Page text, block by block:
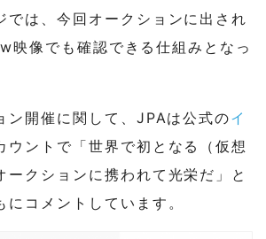
では、今回オークションに出され
映像でも確認できる仕組みとなっ
ン開催に関して、JPAは公式のイ
ウントで「世界で初となる（仮想
ークションに携われて光栄だ」と
コメントしています。